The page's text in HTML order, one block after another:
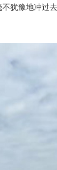
犹豫地冲过